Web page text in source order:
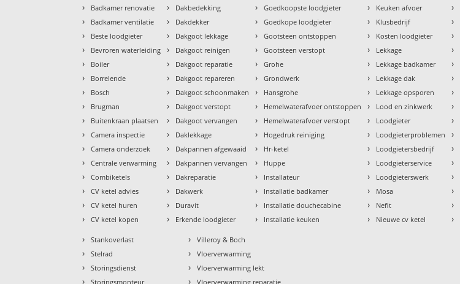
› Badkamer renovatie
› Badkamer ventilatie
› Beste loodgieter
› Bevroren waterleiding
› Boiler
› Borrelende
› Bosch
› Brugman
› Buitenkraan plaatsen
› Camera inspectie
› Camera onderzoek
› Centrale verwarming
› Combiketels
› CV ketel advies
› CV ketel huren
› CV ketel kopen
› Dakbedekking
› Dakdekker
› Dakgoot lekkage
› Dakgoot reinigen
› Dakgoot reparatie
› Dakgoot repareren
› Dakgoot schoonmaken
› Dakgoot verstopt
› Dakgoot vervangen
› Daklekkage
› Dakpannen afgewaaid
› Dakpannen vervangen
› Dakreparatie
› Dakwerk
› Duravit
› Erkende loodgieter
› Goedkoopste loodgieter
› Goedkope loodgieter
› Gootsteen ontstoppen
› Gootsteen verstopt
› Grohe
› Grondwerk
› Hansgrohe
› Hemelwaterafvoer ontstoppen
› Hemelwaterafvoer verstopt
› Hogedruk reiniging
› Hr-ketel
› Huppe
› Installateur
› Installatie badkamer
› Installatie douchecabine
› Installatie keuken
› Keuken afvoer
› Klusbedrijf
› Kosten loodgieter
› Lekkage
› Lekkage badkamer
› Lekkage dak
› Lekkage opsporen
› Lood en zinkwerk
› Loodgieter
› Loodgieterproblemen
› Loodgietersbedrijf
› Loodgieterservice
› Loodgieterswerk
› Mosa
› Nefit
› Nieuwe cv ketel
›
›
›
›
›
›
›
›
›
›
›
›
›
›
›
›
› Stankoverlast
› Stelrad
› Storingsdienst
› Storingsmonteur
› Villeroy & Boch
› Vloerverwarming
› Vloerverwarming lekt
› Vloerverwarming reparatie